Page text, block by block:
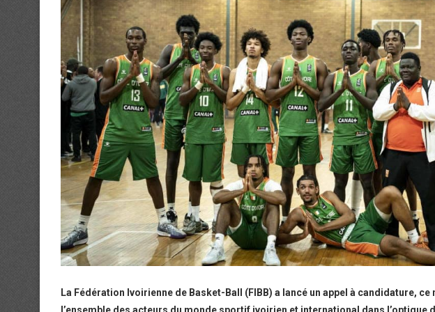
La Fédération Ivoirienne de Basket-Ball (FIBB) a lancé un appel à candidature,